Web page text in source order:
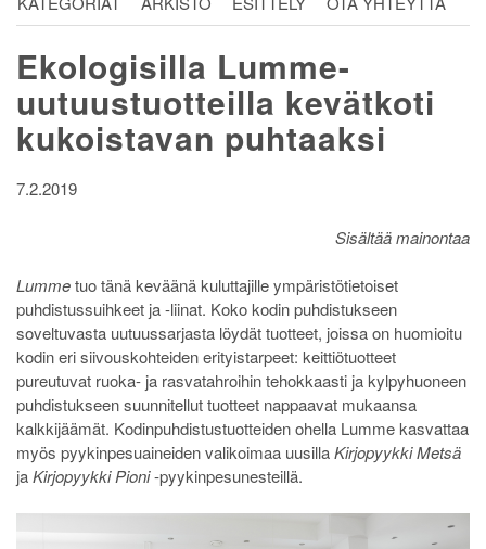
Ekologisilla Lumme-
uutuustuotteilla kevätkoti
kukoistavan puhtaaksi
7.2.2019
Sisältää mainontaa
Lummetuo tänä keväänä kuluttajille ympäristötietoiset
puhdistussuihkeet ja -liinat. Koko kodin puhdistukseen
soveltuvasta uutuussarjasta löydät tuotteet, joissa on huomioitu
kodin eri siivouskohteiden erityistarpeet: keittiötuotteet
pureutuvat ruoka- ja rasvatahroihin tehokkaasti ja kylpyhuoneen
puhdistukseen suunnitellut tuotteet nappaavat mukaansa
kalkkijäämät. Kodinpuhdistustuotteiden ohella Lumme kasvattaa
myös pyykinpesuaineiden valikoimaa uusillaKirjopyykki Metsä
jaKirjopyykki Pioni-pyykinpesunesteillä.